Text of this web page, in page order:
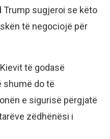
Trump sugjeroi se këto
të negociojë për
të godasë
shumë do të
e sigurisë përgjatë
zëdhënësi i